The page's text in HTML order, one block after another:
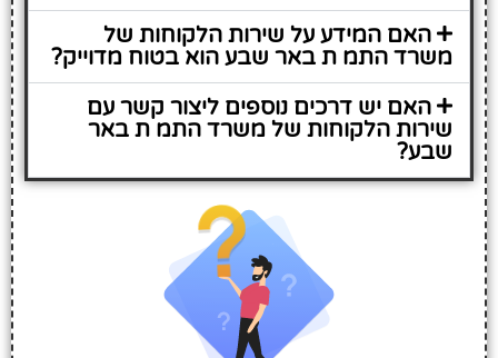
האם המידע על שירות הלקוחות של
משרד התמ ת באר שבע הוא בטוח מדוייק?
האם יש דרכים נוספים ליצור קשר עם
שירות הלקוחות של משרד התמ ת באר
שבע?